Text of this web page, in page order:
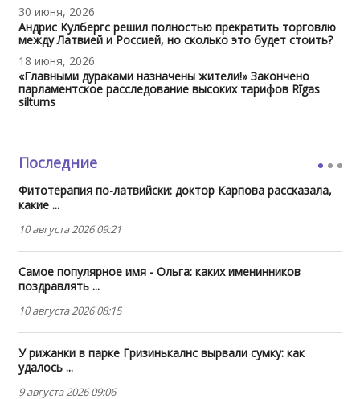
30 июня, 2026
Андрис Кулбергс решил полностью прекратить торговлю
между Латвией и Россией, но сколько это будет стоить?
18 июня, 2026
«Главными дураками назначены жители!» Закончено
парламентское расследование высоких тарифов Rīgas
siltums
Последние
Фитотерапия по-латвийски: доктор Карпова рассказала,
какие ...
10 августа 2026 09:21
Самое популярное имя - Ольга: каких именинников
поздравлять ...
10 августа 2026 08:15
У рижанки в парке Гризинькалнс вырвали сумку: как
удалось ...
9 августа 2026 09:06